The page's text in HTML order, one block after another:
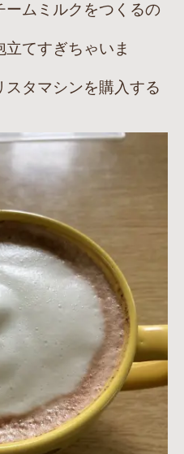
ームミルクをつくるの
てすぎちゃいま
タマシンを購入する